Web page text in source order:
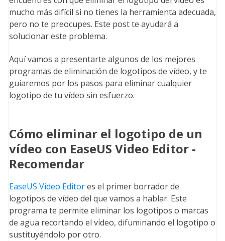
mucho más difícil si no tienes la herramienta adecuada,
pero no te preocupes. Este post te ayudará a
solucionar este problema.
Aquí vamos a presentarte algunos de los mejores
programas de eliminación de logotipos de vídeo, y te
guiaremos por los pasos para eliminar cualquier
logotipo de tu vídeo sin esfuerzo.
Cómo eliminar el logotipo de un
vídeo con EaseUS Video Editor -
Recomendar
EaseUS Video Editores el primer borrador de
logotipos de vídeo del que vamos a hablar. Este
programa te permite eliminar los logotipos o marcas
de agua recortando el vídeo, difuminando el logotipo o
sustituyéndolo por otro.